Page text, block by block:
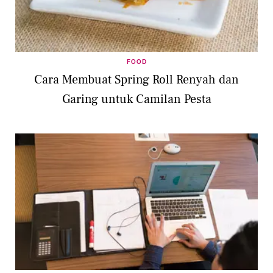
FOOD
Cara Membuat Spring Roll Renyah dan
Garing untuk Camilan Pesta